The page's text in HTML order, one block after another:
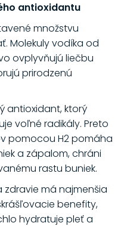
antioxidantu
množstvu
Molekuly vodíka od
ovplyvňujú liečbu
prirodzenú
antioxidant, ktorý
voľné radikály. Preto
pomocou H2 pomáha
a zápalom, chráni
rastu buniek.
zdravie má najmenšia
benefity,
hydratuje pleť a